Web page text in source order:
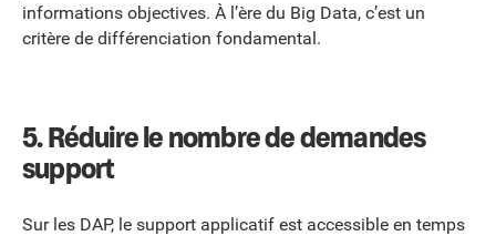
informations objectives. À l’ère du Big Data, c’est un
critère de différenciation fondamental.
5. Réduire le nombre de demandes
support
Sur les DAP, le support applicatif est accessible en temps